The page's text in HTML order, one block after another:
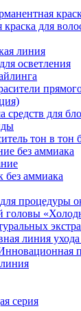
для
линия
осветления
для
тон в тон
без аммиака
без аммиака
процедуры
головы
линия
серия